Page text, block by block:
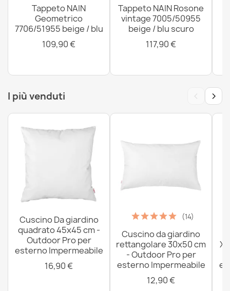
Tappeto NAIN
Geometrico
7706/51955 beige / blu
109,90 €
Tappeto NAIN Rosone
vintage 7005/50955
beige / blu scuro
117,90 €
I più venduti ‹ ›
Cuscino Da giardino
quadrato 45x45 cm -
Outdoor Pro per
esterno Impermeabile
16,90 €
(14)
Cuscino da giardino
rettangolare 30x50 cm
- Outdoor Pro per
esterno Impermeabile
12,90 €